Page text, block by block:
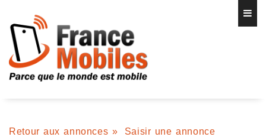
Retour aux annonces » Saisir une annonce